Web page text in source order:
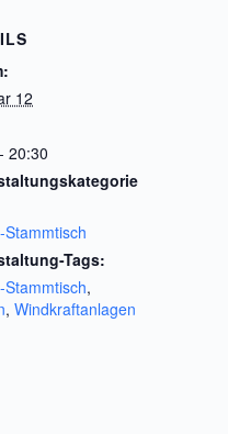
12
20:30
Stammtisch
Tags:
Stammtisch,
, Windkraftanlagen